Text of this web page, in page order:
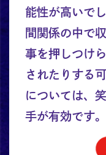
能性が高いで
間関係の中で
事を押しつけ
されたりする
については、
手が有効です。